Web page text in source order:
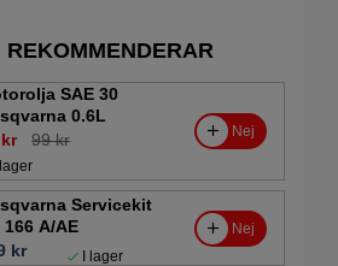
SAE 30
0.6L
99 kr
I lager
Nej
Servicekit
166 A/AE
kr
I lager
Nej